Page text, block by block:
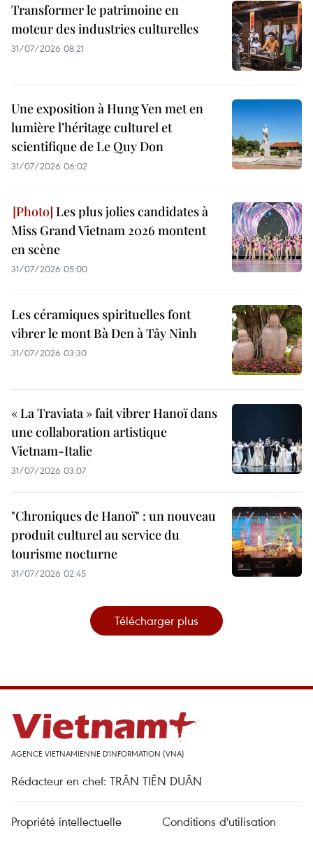
Transformer le patrimoine en
moteur des industries culturelles
31/07/2026 08:21
Une exposition à Hung Yen met en
lumière l’héritage culturel et
scientifique de Le Quy Don
31/07/2026 06:02
Les plus jolies candidates à
Miss Grand Vietnam 2026 montent
en scène
31/07/2026 05:00
Les céramiques spirituelles font
vibrer le mont Bà Den à Tây Ninh
31/07/2026 03:30
« La Traviata » fait vibrer Hanoï dans
une collaboration artistique
Vietnam-Italie
31/07/2026 03:07
"Chroniques de Hanoï" : un nouveau
produit culturel au service du
tourisme nocturne
31/07/2026 02:45
Télécharger plus
AGENCE VIETNAMIENNE D'INFORMATION (VNA)
Rédacteur en chef: TRÂN TIÊN DUÂN
Propriété intellectuelle
Conditions d'utilisation